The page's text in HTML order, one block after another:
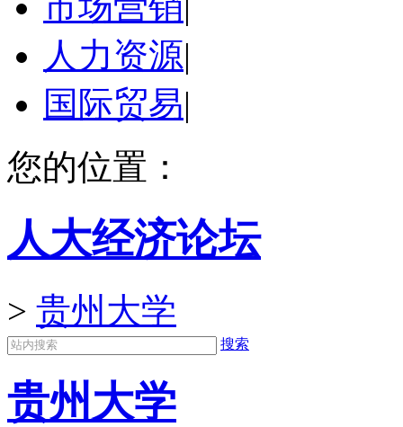
人力资源|
国际贸易|
您的位置：
人大经济论坛
> 贵州大学
搜索
贵州大学